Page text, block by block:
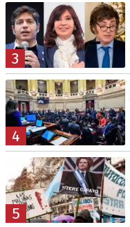
3
4
5